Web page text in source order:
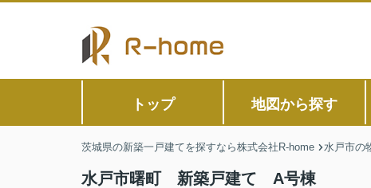
トップ 地図から探す
茨城県の新築一戸建てを探すなら株式会社R-home 水戸市の
水戸市曙町 新築戸建て A号棟